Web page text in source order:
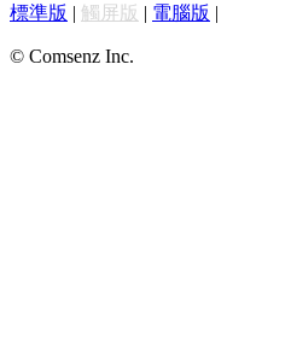
標準版 | 觸屏版 | 電腦版 |
© Comsenz Inc.